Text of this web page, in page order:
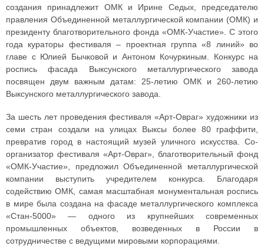
создания принадлежит ОМК и Ирине Седых, председателю
правления Объединенной металлургической компании (ОМК) и
президенту благотворительного фонда «ОМК-Участие». С этого
года кураторы фестиваля – проектная группа «8 линий» во
главе с Юлией Бычковой и Антоном Кочуркиным. Конкурс на
роспись фасада Выксунского металлургического завода
посвящен двум важным датам: 25-летию ОМК и 260-летию
Выксунского металлургического завода.
За шесть лет проведения фестиваля «Арт-Овраг» художники из
семи стран создали на улицах Выксы более 80 граффити,
превратив город в настоящий музей уличного искусства. Со-
организатор фестиваля «Арт-Овраг», благотворительный фонд
«ОМК-Участие», предложил Объединенной металлургической
компании выступить учредителем конкурса. Благодаря
содействию ОМК, самая масштабная монументальная роспись
в мире была создана на фасаде металлургического комплекса
«Стан-5000» — одного из крупнейших современных
промышленных объектов, возведенных в России в
сотрудничестве с ведущими мировыми корпорациями.